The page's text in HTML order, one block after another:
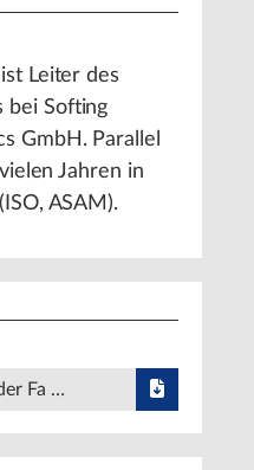
ist Leiter des
bei Softing
GmbH. Parallel
Jahren in
ASAM).
Fa …